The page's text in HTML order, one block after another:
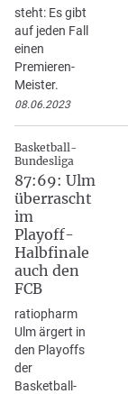
steht: Es gibt
auf jeden Fall
einen
Premieren-
Meister.
08.06.2023
Basketball-
Bundesliga
87:69: Ulm
überrascht
im
Playoff-
Halbfinale
auch den
FCB
ratiopharm
Ulm ärgert in
den Playoffs
der
Basketball-